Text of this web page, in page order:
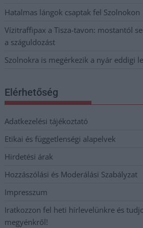
Hatalmas lángok csaptak fel Szolnokon
Vízitraffipax a Tisza-tavon: mostantól
a száguldozást
Szolnokra is megérkezik a nyár eddigi
Elérhetőség
Adatkezelési tájékoztató
Etikai és függetlenségi alapelvek
Hirdetési árak
Hozzászólási és Moderálási Szabályzat
Impresszum
Iratkozzon fel heti hírlevelünkre és
megyénkről!